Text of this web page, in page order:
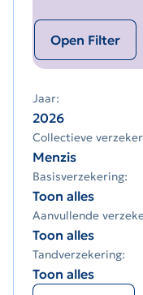
Open Filter
Jaar:
2026
Collectieve
Menzis
Basisverzekering:
Toon alles
Aanvullende
Toon alles
Tandverzekering:
Toon alles